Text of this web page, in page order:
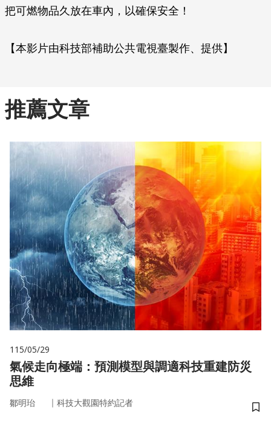
把可燃物品久放在車內，以確保安全！
【本影片由科技部補助公共電視臺製作、提供】
推薦文章
115/05/29
氣候走向極端：預測模型與調適科技重建防災
思維
鄒明珆 ｜ 科技大觀園特約記者
儲